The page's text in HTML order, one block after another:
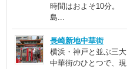
時間はおよそ10分。
島...
長崎新地中華街
横浜・神戸と並ぶ三大
中華街のひとつで、現